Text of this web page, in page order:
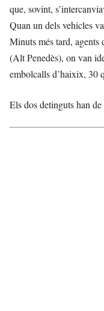
que, sovint,
Quan un dels vehicles
Minuts més tard, agents
(Alt Penedès), on van
embolcalls d’haixix, 30
Els dos detinguts han